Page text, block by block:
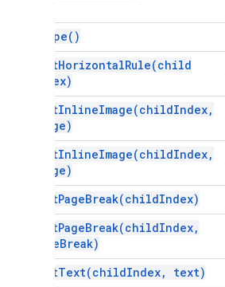
Type( )
insertHorizontalRule(child
Index)
insertInlineImage(childIndex,
image)
insertInlineImage(childIndex,
image)
insertPageBreak(childIndex)
insertPageBreak(childIndex,
pageBreak)
insertText(childIndex, text)